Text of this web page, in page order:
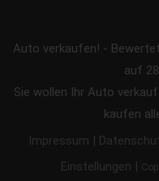
Auto verkaufen! -
auf
Sie wollen Ihr Auto
kaufen
Impressum |
Einstellungen |